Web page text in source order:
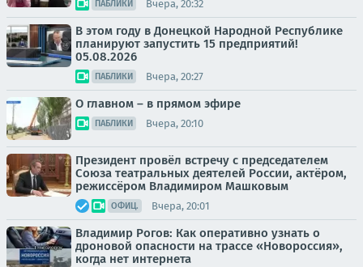
ПАБЛИКИ Вчера, 20:32
В этом году в Донецкой Народной Республике
планируют запустить 15 предприятий!
05.08.2026
ПАБЛИКИ Вчера, 20:27
О главном – в прямом эфире
ПАБЛИКИ Вчера, 20:10
Президент провёл встречу с председателем
Союза театральных деятелей России, актёром,
режиссёром Владимиром Машковым
ОФИЦ. Вчера, 20:01
Владимир Рогов: Как оперативно узнать о
дроновой опасности на трассе «Новороссия»,
когда нет интернета